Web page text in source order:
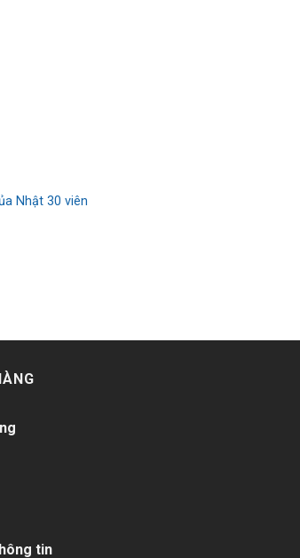
Nhật 30 viên
tin